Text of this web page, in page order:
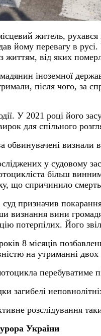
житель,
йому перевагу в русі.
життям, від яких
іноземної
після чого, за
У 2021 році його
для спільного
обвинувачені
у судовому
більш
що спричинило смерть
призначив
визнання вини
потерпілих. Його
8 місяців
на утриманні
перебуватиме
загибелі
розслідування
України